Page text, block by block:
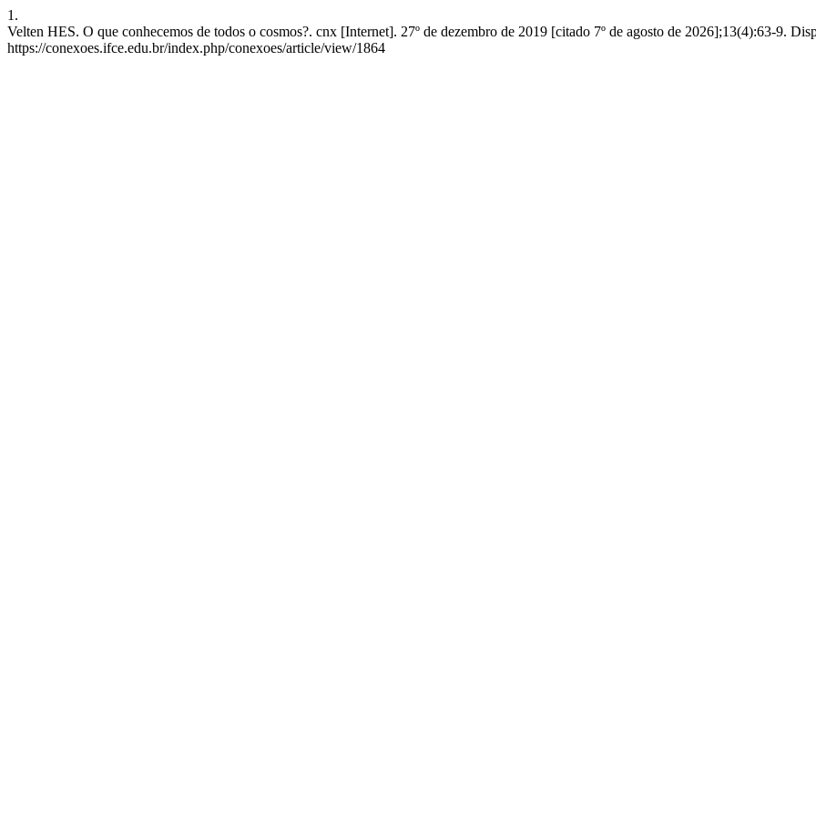
1.
Velten HES. O que conhecemos de todos o cosmos?. cnx [Internet]. 27º de dezembro de 2019 [citado 7º de agosto de 2026];13(4):63-9.
https://conexoes.ifce.edu.br/index.php/conexoes/article/view/1864